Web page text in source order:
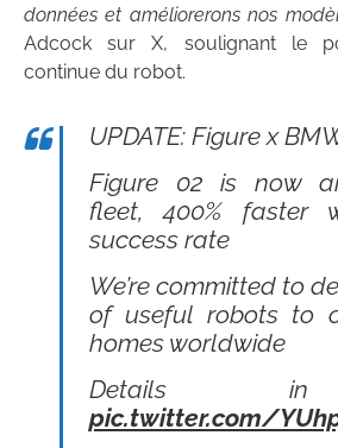
données et améliorerons nos
Adcock sur X, soulignant le
continue du robot.
UPDATE: Figure x
Figure 02 is now
fleet, 400% faster
success rate
We’re committed to
of useful robots to
homes worldwide
Details in
pic.twitter.com/